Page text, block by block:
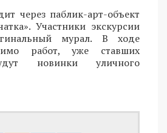
через паблик-арт-объект
Участники экскурсии
мурал. В ходе
работ, уже ставших
новинки уличного